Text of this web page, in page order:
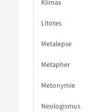
Klimax
Litotes
Metalepse
Metapher
Metonymie
Neologismus